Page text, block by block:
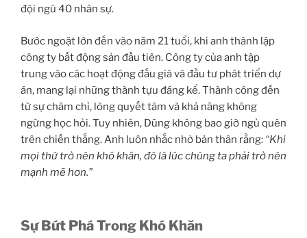
đội ngũ 40 nhân sự.
Bước ngoặt lớn đến vào năm 21 tuổi, khi anh thành lập
công ty bất động sản đầu tiên. Công ty của anh tập
trung vào các hoạt động đấu giá và đầu tư phát triển dự
án, mang lại những thành tựu đáng kể. Thành công đến
từ sự chăm chỉ, lòng quyết tâm và khả năng không
ngừng học hỏi. Tuy nhiên, Dũng không bao giờ ngủ quên
trên chiến thắng. Anh luôn nhắc nhở bản thân rằng: “Khi
mọi thứ trở nên khó khăn, đó là lúc chúng ta phải trở nên
mạnh mẽ hơn.”
Sự Bứt Phá Trong Khó Khăn